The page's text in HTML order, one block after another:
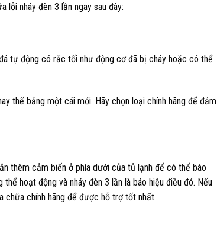
lỗi nháy đèn 3 lần ngay sau đây:
tự động có rắc tối như động cơ đã bị cháy hoặc có thể
thế bằng một cái mới. Hãy chọn loại chính hãng để đảm
thêm cảm biến ở phía dưới của tủ lạnh để có thể báo
hoạt động và nháy đèn 3 lần là báo hiệu điều đó. Nếu
chữa chính hãng để được hỗ trợ tốt nhất